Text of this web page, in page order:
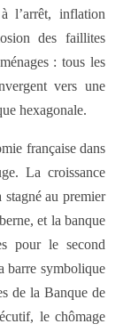
l’arrêt, inflation
des faillites
: tous les
vers une
hexagonale.
française dans
La croissance
stagné au premier
et la banque
pour le second
barre symbolique
de la Banque de
le chômage